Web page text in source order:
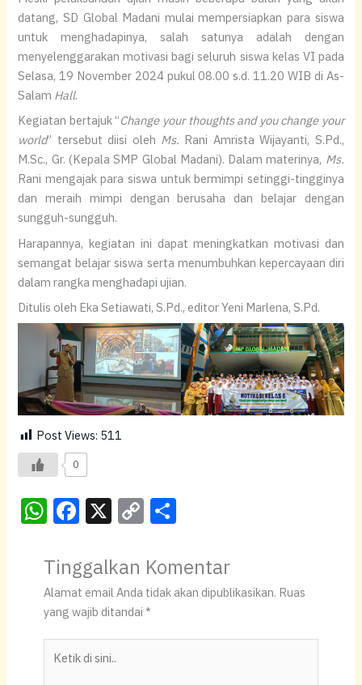
datang, SD Global Madani mulai mempersiapkan para siswa
untuk menghadapinya, salah satunya adalah dengan
menyelenggarakan motivasi bagi seluruh siswa kelas VI pada
Selasa, 19 November 2024 pukul 08.00 s.d. 11.20 WIB di As-
Salam Hall.
Kegiatan bertajuk “Change your thoughts and you change your
world” tersebut diisi oleh Ms. Rani Amrista Wijayanti, S.Pd.,
M.Sc., Gr. (Kepala SMP Global Madani). Dalam materinya, Ms.
Rani mengajak para siswa untuk bermimpi setinggi-tingginya
dan meraih mimpi dengan berusaha dan belajar dengan
sungguh-sungguh.
Harapannya, kegiatan ini dapat meningkatkan motivasi dan
semangat belajar siswa serta menumbuhkan kepercayaan diri
dalam rangka menghadapi ujian.
Ditulis oleh Eka Setiawati, S.Pd., editor Yeni Marlena, S.Pd.
Post Views: 511
0
W
at
s
A
p
p
F
c
e
b
o
o
X C
p
y
Li
n
ar
e
Tinggalkan Komentar
Alamat email Anda tidak akan dipublikasikan. Ruas
yang wajib ditandai *